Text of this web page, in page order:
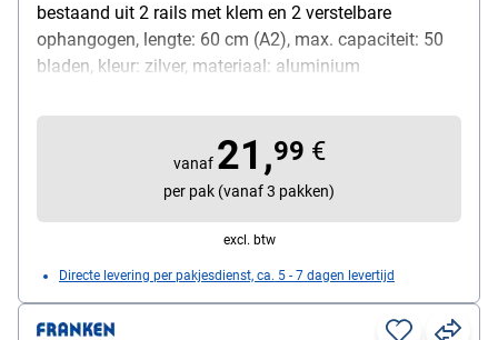
bestaand uit 2 rails met klem en 2 verstelbare
ophangogen, lengte: 60 cm (A2), max. capaciteit: 50
bladen, kleur: zilver, materiaal: aluminium
vanaf 21,99 €
per pak (vanaf 3 pakken)
excl. btw
Directe levering per pakjesdienst, ca. 5 - 7 dagen levertijd